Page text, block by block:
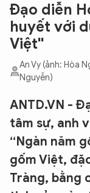
Đạo diễn
huyết với
Việt''
An Vy (ảnh: Hòa
Nguyễn)
ANTD.VN -
tâm sự, anh
“Ngàn năm
gốm Việt,
Tràng, bằng